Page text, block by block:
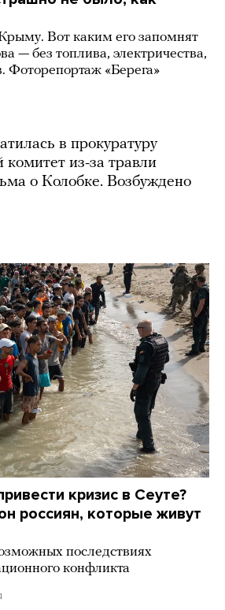
Вот каким его запомнят
— без топлива, электричества,
Фоторепортаж «Берега»
в прокуратуру
из-за травли
о Колобке. Возбуждено
кризис в Сеуте?
россиян, которые живут
последствиях
конфликта